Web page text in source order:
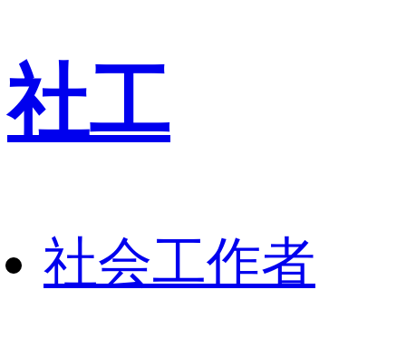
社工
社会工作者